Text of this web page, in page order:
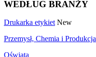
WEDŁUG BRANŻY
Drukarka etykiet New
Przemysł, Chemia i Produkcja
Oświata